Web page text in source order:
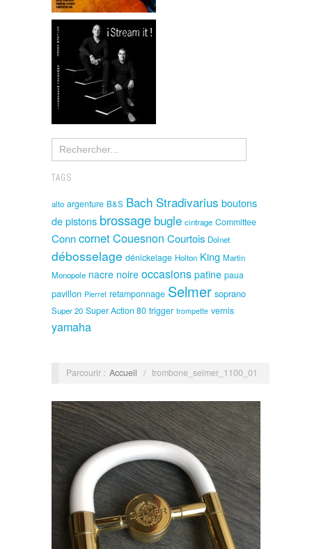
TAGS
alto argenture B&S Bach Stradivarius boutons
de pistons brossage bugle cintrage Committee
ConncornetCouesnon Courtois Dolnet
débosselage dénickelage Holton King Martin
Monopole nacre noire occasions patine paua
pavillon Pierret retamponnage Selmer soprano
Super 20 Super Action 80 trigger trompette vernis
yamaha
Parcourir : Accueil / trombone_selmer_1100_01